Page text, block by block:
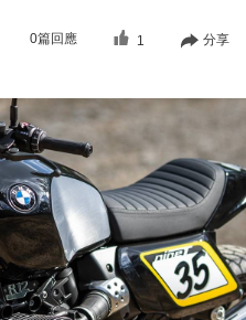
0篇回應 1 分享